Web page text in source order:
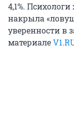
4,1%.
накрыла
уверенности в
материале